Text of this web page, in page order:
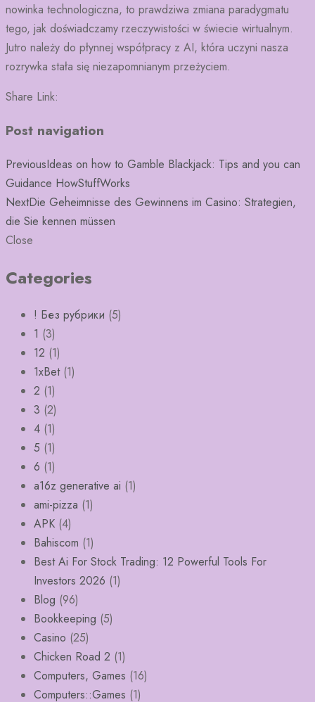
nowinka technologiczna, to prawdziwa zmiana paradygmatu
tego, jak doświadczamy rzeczywistości w świecie wirtualnym.
Jutro należy do płynnej współpracy z AI, która uczyni nasza
rozrywka stała się niezapomnianym przeżyciem.
Share Link:
Post navigation
PreviousIdeas on how to Gamble Blackjack: Tips and you can
Guidance HowStuffWorks
NextDie Geheimnisse des Gewinnens im Casino: Strategien,
die Sie kennen müssen
Close
Categories
! Без рубрики (5)
1 (3)
12 (1)
1xBet(1)
2 (1)
3 (2)
4 (1)
5 (1)
6 (1)
a16z generative ai (1)
ami-pizza (1)
APK (4)
Bahiscom (1)
Best Ai For Stock Trading: 12 Powerful Tools For
Investors 2026 (1)
Blog (96)
Bookkeeping (5)
Casino (25)
Chicken Road 2 (1)
Computers, Games (16)
Computers::Games (1)